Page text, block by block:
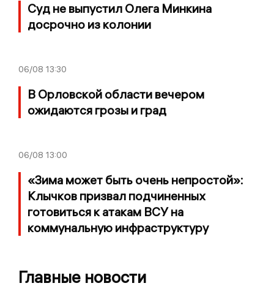
Суд не выпустил Олега Минкина
досрочно из колонии
06/08 13:30
В Орловской области вечером
ожидаются грозы и град
06/08 13:00
«Зима может быть очень непростой»:
Клычков призвал подчиненных
готовиться к атакам ВСУ на
коммунальную инфраструктуру
Главные новости